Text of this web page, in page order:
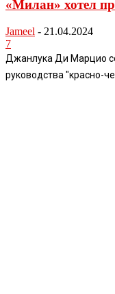
«Милан» хотел
Jameel - 21.04.2024
7
Джанлука Ди Марцио
руководства "красно-